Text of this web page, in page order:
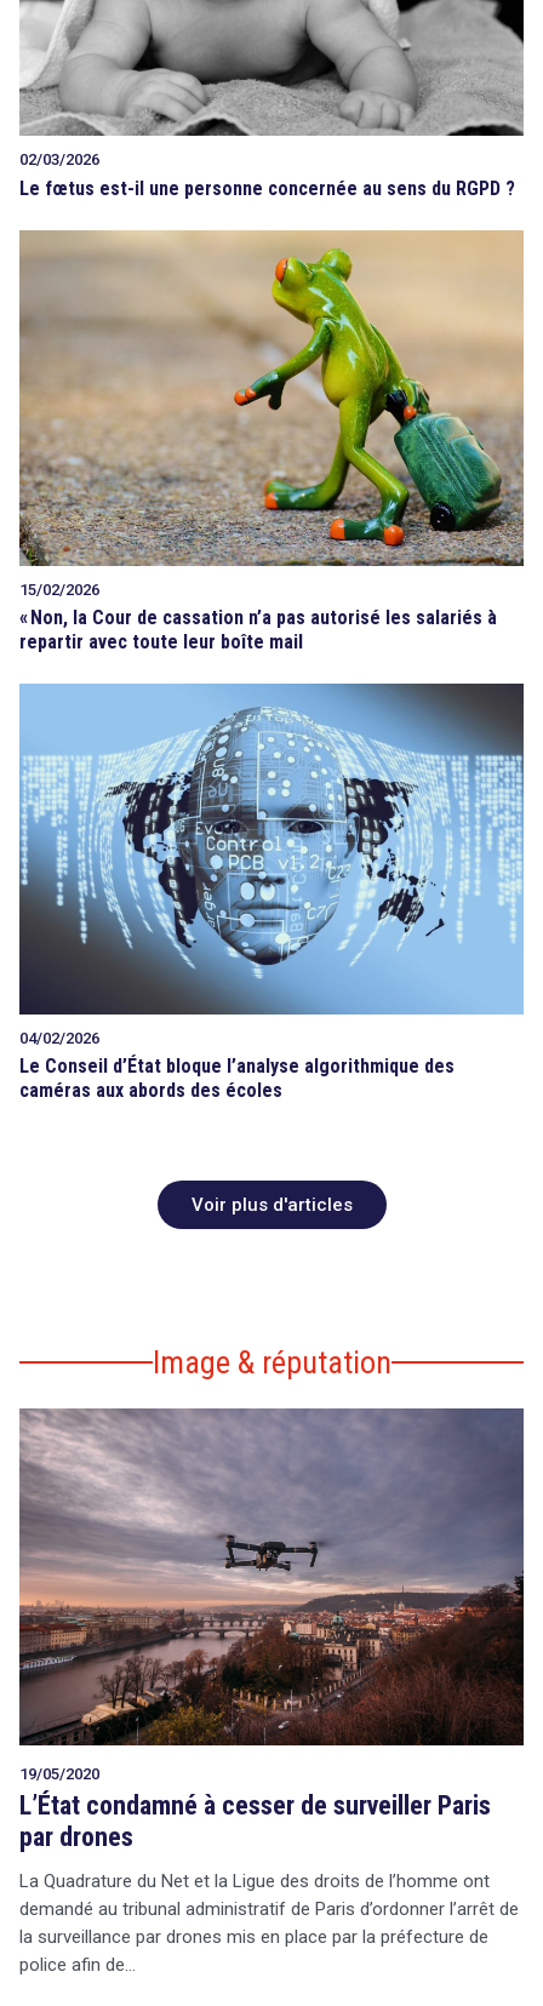
02/03/2026
Le fœtus est-il une personne concernée au sens du RGPD ?
15/02/2026
« Non, la Cour de cassation n’a pas autorisé les salariés à
repartir avec toute leur boîte mail
04/02/2026
Le Conseil d’État bloque l’analyse algorithmique des
caméras aux abords des écoles
Voir plus d'articles
Image & réputation
19/05/2020
L’État condamné à cesser de surveiller Paris
par drones
La Quadrature du Net et la Ligue des droits de l’homme ont
demandé au tribunal administratif de Paris d’ordonner l’arrêt de
la surveillance par drones mis en place par la préfecture de
police afin de…